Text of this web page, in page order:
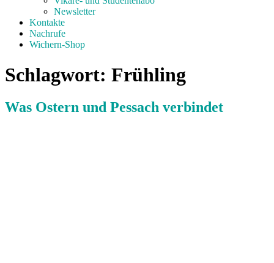
Newsletter
Kontakte
Nachrufe
Wichern-Shop
Schlagwort: Frühling
Was Ostern und Pessach verbindet